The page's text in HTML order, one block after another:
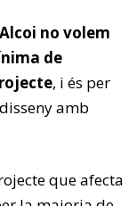
no volem
de
, i és per
amb
que afecta